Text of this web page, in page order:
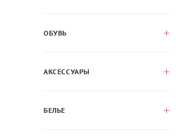
ОБУВЬ
АКСЕССУАРЫ
БЕЛЬЕ